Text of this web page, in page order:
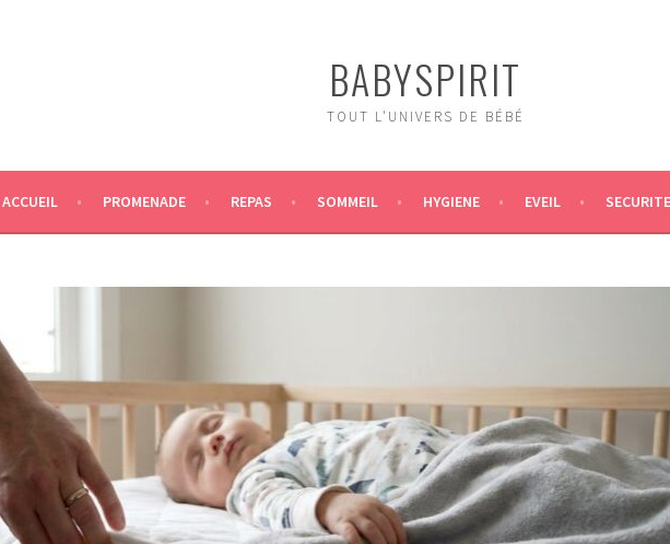
BABYSPIRIT
TOUT L'UNIVERS DE BÉBÉ
ACCUEIL PROMENADE REPAS SOMMEIL HYGIENE EVEIL SECURITE